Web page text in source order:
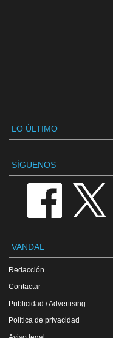
LO ÚLTIMO
SÍGUENOS
VANDAL
Redacción
Contactar
Publicidad / Advertising
Política de privacidad